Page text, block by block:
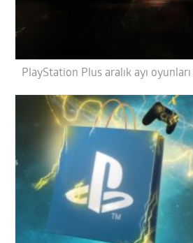
PlayStation Plus aralık ayı oyunları